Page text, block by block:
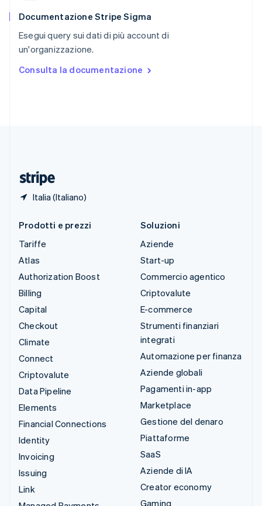
Documentazione Stripe Sigma
Esegui query sui dati di più account di
un'organizzazione.
Consulta la documentazione
Italia (Italiano)
Slovenia
Spagna
EspañolEnglish
English Español简体中文
Prodotti e prezzi
Tariffe
Atlas
Authorization Boost
Billing
Capital
Checkout
Climate
Connect
Criptovalute
Data Pipeline
Elements
Financial Connections
Identity
Invoicing
Issuing
Link
Soluzioni
Aziende
Start-up
Commercio agentico
Criptovalute
E-commerce
Strumenti finanziari
integrati
Automazione per finanza
Aziende globali
Pagamenti in-app
Marketplace
Gestione del denaro
Piattaforme
SaaS
Aziende di IA
Creator economy
Gaming